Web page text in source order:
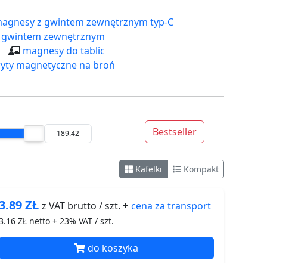
z gwintem zewnętrznym typ-C
zewnętrznym
magnesy do tablic
magnetyczne na broń
Bestseller
Kafelki Kompakt
ZŁz VAT brutto / szt. + cena za transport
ZŁ netto + 23% VAT / szt.
do koszyka